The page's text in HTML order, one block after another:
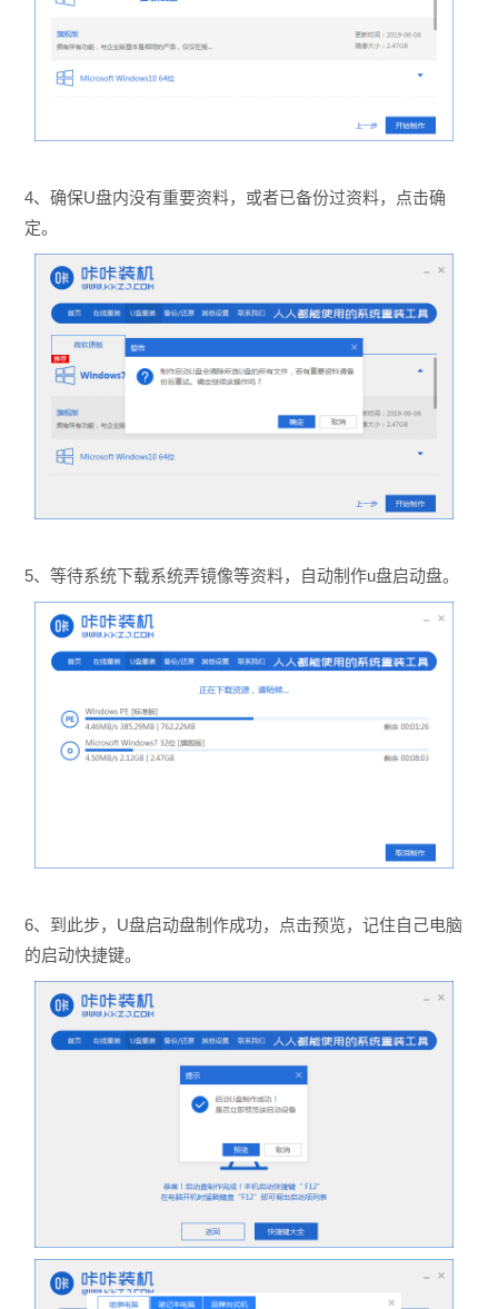
4、确保U盘内没有重要资料，或者已备份过资料，点击确
定。
5、等待系统下载系统弄镜像等资料，自动制作u盘启动盘。
6、到此步，U盘启动盘制作成功，点击预览，记住自己电脑
的启动快捷键。